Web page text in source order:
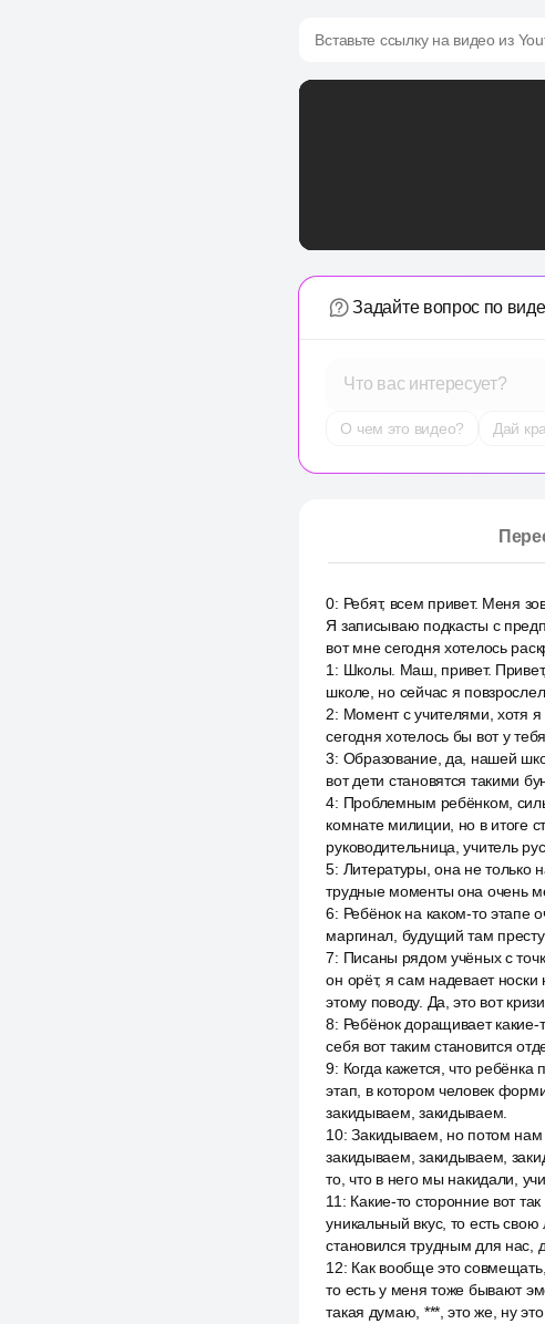
Вставьте ссылку на видео из
Задайте вопрос по
Что вас интересует?
О чем это видео? Дай
0: Ребят, всем привет. Меня
Я записываю подкасты с
вот мне сегодня хотелось
1 : Школы. Маш, привет.
школе, но сейчас я
2: Момент с учителями, хотя
сегодня хотелось бы вот у
3: Образование, да, нашей
вот дети становятся такими
4: Проблемным ребёнком,
комнате милиции, но в итоге
руководительница, учитель
5: Литературы, она не только
трудные моменты она очень
6: Ребёнок на каком-то этапе
маргинал, будущий там
7: Писаны рядом учёных с
он орёт, я сам надевает
этому поводу. Да, это вот
8: Ребёнок доращивает
себя вот таким становится
9: Когда кажется, что
этап, в котором человек
закидываем, закидываем.
10:Закидываем, но потом нам
закидываем, закидываем,
то, что в него мы накидали,
11 : Какие-то сторонние вот
уникальный вкус, то есть
становился трудным для нас,
12: Как вообще это
то есть у меня тоже бывают
такая думаю, ***, это же, ну